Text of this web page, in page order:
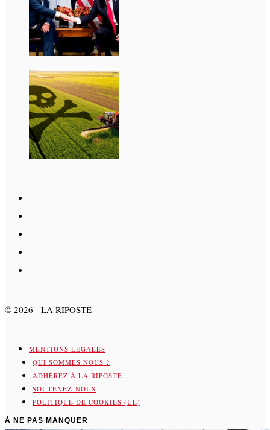
© 2026 - LA RIPOSTE
MENTIONS LÉGALES
QUI SOMMES NOUS ?
ADHÉREZ À LA RIPOSTE
SOUTENEZ-NOUS
POLITIQUE DE COOKIES (UE)
À NE PAS MANQUER